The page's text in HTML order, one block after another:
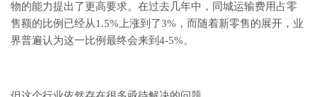
物的能力提出了更高要求。在过去几年中，同城运输费用占零
售额的比例已经从1.5%上涨到了3%，而随着新零售的展开，业
界普遍认为这一比例最终会来到4-5%。